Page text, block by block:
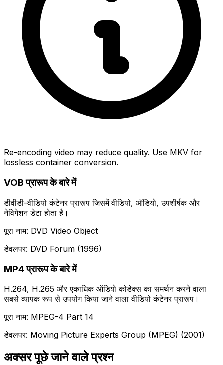
Re-encoding video may reduce quality. Use MKV for
lossless container conversion.
VOB प्रारूप के बारे में
डीवीडी-वीडियो कंटेनर प्रारूप जिसमें वीडियो, ऑडियो, उपशीर्षक और
नेविगेशन डेटा होता है।
पूरा नाम: DVD Video Object
डेवलपर: DVD Forum (1996)
MP4 प्रारूप के बारे में
H.264, H.265 और एकाधिक ऑडियो कोडेक्स का समर्थन करने वाला
सबसे व्यापक रूप से उपयोग किया जाने वाला वीडियो कंटेनर प्रारूप।
पूरा नाम: MPEG-4 Part 14
डेवलपर: Moving Picture Experts Group (MPEG) (2001)
अक्सर पूछे जाने वाले प्रश्न